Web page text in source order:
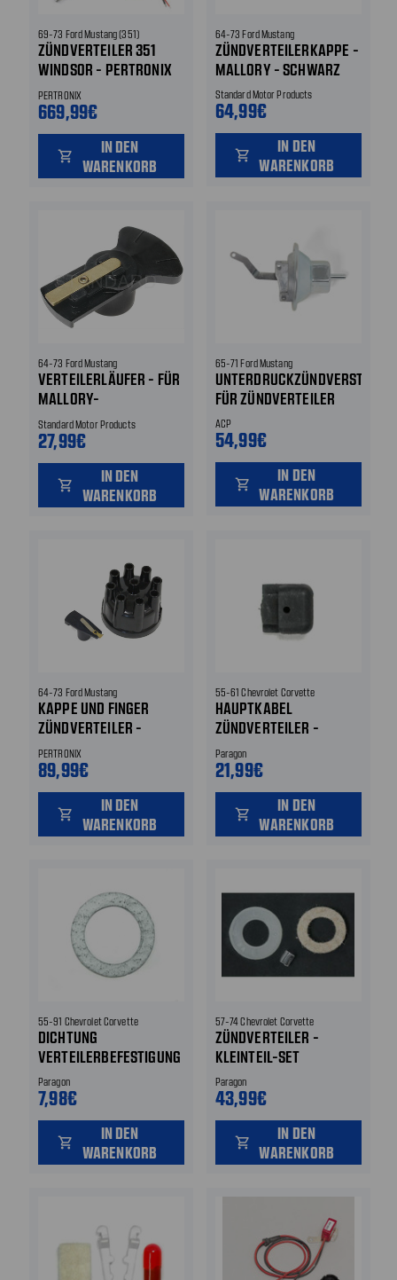
69-73 Ford Mustang (351)
ZÜNDVERTEILER 351
WINDSOR - PERTRONIX
FLAME-THROWER MIT
IGNITOR II® MODULE
PERTRONIX
669,99€
shopping_cart
IN DEN
WARENKORB
64-73 Ford Mustang
ZÜNDVERTEILERKAPPE -
MALLORY - SCHWARZ
Standard Motor Products
64,99€
shopping_cart
IN DEN
WARENKORB
64-73 Ford Mustang
VERTEILERLÄUFER - FÜR
MALLORY-
ZÜNDVERTEILER
Standard Motor Products
27,99€
shopping_cart
IN DEN
WARENKORB
65-71 Ford Mustang
FÜR ZÜNDVERTEILER
ACP
54,99€
shopping_cart
IN DEN
WARENKORB
64-73 Ford Mustang
KAPPE UND FINGER
ZÜNDVERTEILER -
PERTRONIX FLAME
THROWER - MIT
VERTEILERFINGER /
LÄUFER
PERTRONIX
89,99€
shopping_cart
IN DEN
WARENKORB
55-61 Chevrolet Corvette
HAUPTKABEL
ZÜNDVERTEILER -
KABELDURCHFÜHRUNG
AM ZÜNDVERTEILER
Paragon
21,99€
shopping_cart
IN DEN
WARENKORB
55-91 Chevrolet Corvette
DICHTUNG
VERTEILERBEFESTIGUNG
Paragon
7,98€
shopping_cart
IN DEN
WARENKORB
57-74 Chevrolet Corvette
ZÜNDVERTEILER -
KLEINTEIL-SET
Paragon
43,99€
shopping_cart
IN DEN
WARENKORB